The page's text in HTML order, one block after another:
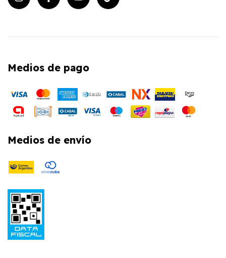
Medios de pago
Medios de envío